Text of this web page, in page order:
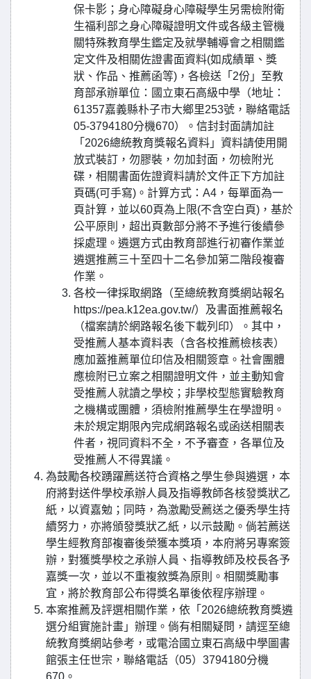
保卡影；身心障礙身心障礙學生另需檢附衛
生福利部之身心障礙證明文件或各級主管機
關特殊教育學生鑑定及就學輔導會之相關鑑
定文件及相關佐證書面資料(如成績單、獎
狀、作品、推薦函等)，各檢送「2份」至教
育部承辦單位：國立東石高級中學（地址：
61357嘉義縣朴子市大鄉里253號，聯絡電話
05-3794180分機670）。信封封面請加註
「2026總統教育獎報名資料」資料請使用開
放式裝訂，勿膠裝，勿加封面，勿檢附光
碟，相關書面佐證資料請於文件正下方加註
頁碼(可手寫)。計算方式：A4，每單面為一
頁計算，並以60頁為上限(不含空白頁)，基於
公平原則，超出頁數部分將不予進行後續參
採處理。遴選方式由教育部進行初審作業並
遴選推薦三十至四十二名參加第二階段複審
作業。
各校一律採取網路（至總統教育獎網站報名
https://pea.k12ea.gov.tw/）及書面推薦報名
（檔案請於網路報名後下載列印）。其中，
受推薦人基本資料表（含各校推薦檢核表）
應加蓋推薦單位印信及相關簽章。社會團體
應檢附已立案之相關證明文件，並主動知會
受推薦人就讀之學校；非學校型態實驗教育
之機構或團體，須檢附推薦學生在學證明。
未於規定期限內完成網路報名或函送相關表
件者，視同資料不全，不予審查，各單位及
受推薦人不得異議。
為鼓勵各校踴躍薦送符合資格之學生參與遴選，本
府將對送件學校承辦人員及指導教師各核發獎狀乙
紙，以資嘉勉；同時，為激勵受薦送之優秀學生持
續努力，亦將頒發獎狀乙紙，以示鼓勵。倘若薦送
學生經教育部複審後榮獲本獎項，本府將另專案簽
辦，對獲獎學校之承辦人員、指導教師及校長各予
嘉獎一次，並以不重複敘獎為原則。相關獎勵事
宜，將於教育部公布得獎名單後依程序辦理。
本案推薦及評選相關作業，依「2026總統教育獎遴
選分組實施計畫」辦理。倘有相關疑問，請逕至總
統教育獎網站參考，或電洽國立東石高級中學圖書
館張主任世宗，聯絡電話（05）3794180分機
670。